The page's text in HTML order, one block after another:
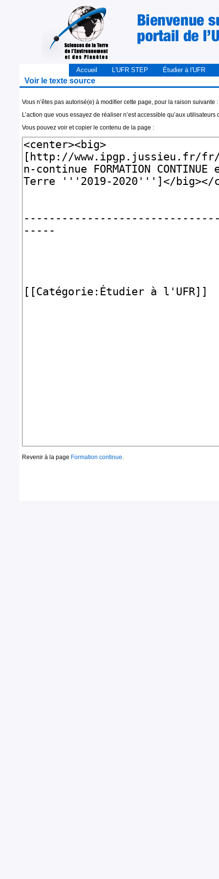
Accueil L'UFR STEP Étudier à l'UFR
Voir le texte source
Vous n’êtes pas autorisé(e) à modifier cette page, pour la raison suivante :
L’action que vous essayez de réaliser n’est accessible qu’aux
Vous pouvez voir et copier le contenu de la page :
Revenir à la page Formation continue.